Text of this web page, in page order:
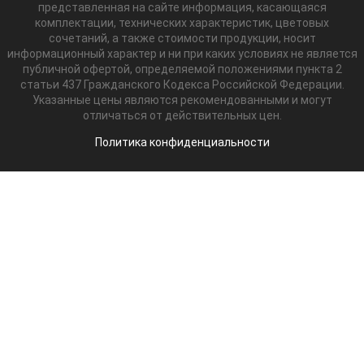
представленная на сайте информация, касающаяся
комплектации, технических характеристик, цветовых
сочетаний, а также стоимости продукции, носит
информационный характер и ни при каких условиях не является
публичной офертой, определяемой положениями пункта 2
статьи 437 Гражданского Кодекса Российской Федерации.
Указанные цены являются рекомендованными и могут
отличаться от действительных цен.
Политика конфиденциальности